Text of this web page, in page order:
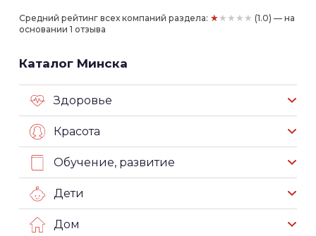
Средний рейтинг всех компаний раздела: ★★★★★ (1.0) — на
основании 1 отзыва
Каталог Минска
Здоровье
Красота
Обучение, развитие
Дети
Дом